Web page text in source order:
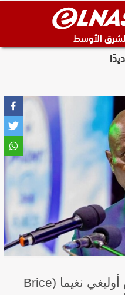
الأوسط
​ بريس أوليغي نغيما (Brice